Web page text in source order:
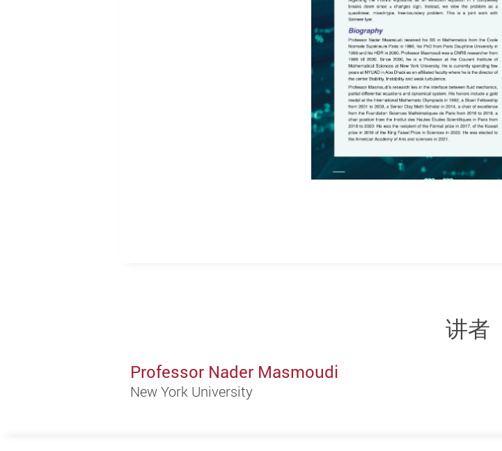
讲者
Professor Nader Masmoudi
New York University